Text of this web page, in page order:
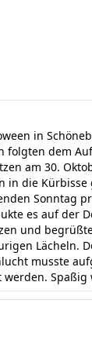
in
folgten dem
am 30.
in die
Sonntag
es auf der
und
Lächeln.
musste
Spaßig